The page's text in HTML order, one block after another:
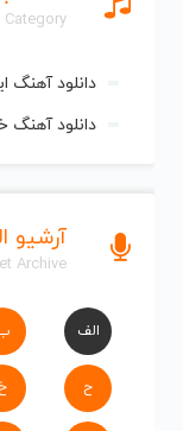
دانلود آهنگ
دانلود آهنگ
آرشیو
Archive
الف
ح